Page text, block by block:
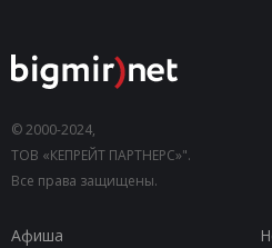
© 2000-2024,
ТОВ «КЕПРЕЙТ ПАРТНЕРС»".
Все права защищены.
Афиша